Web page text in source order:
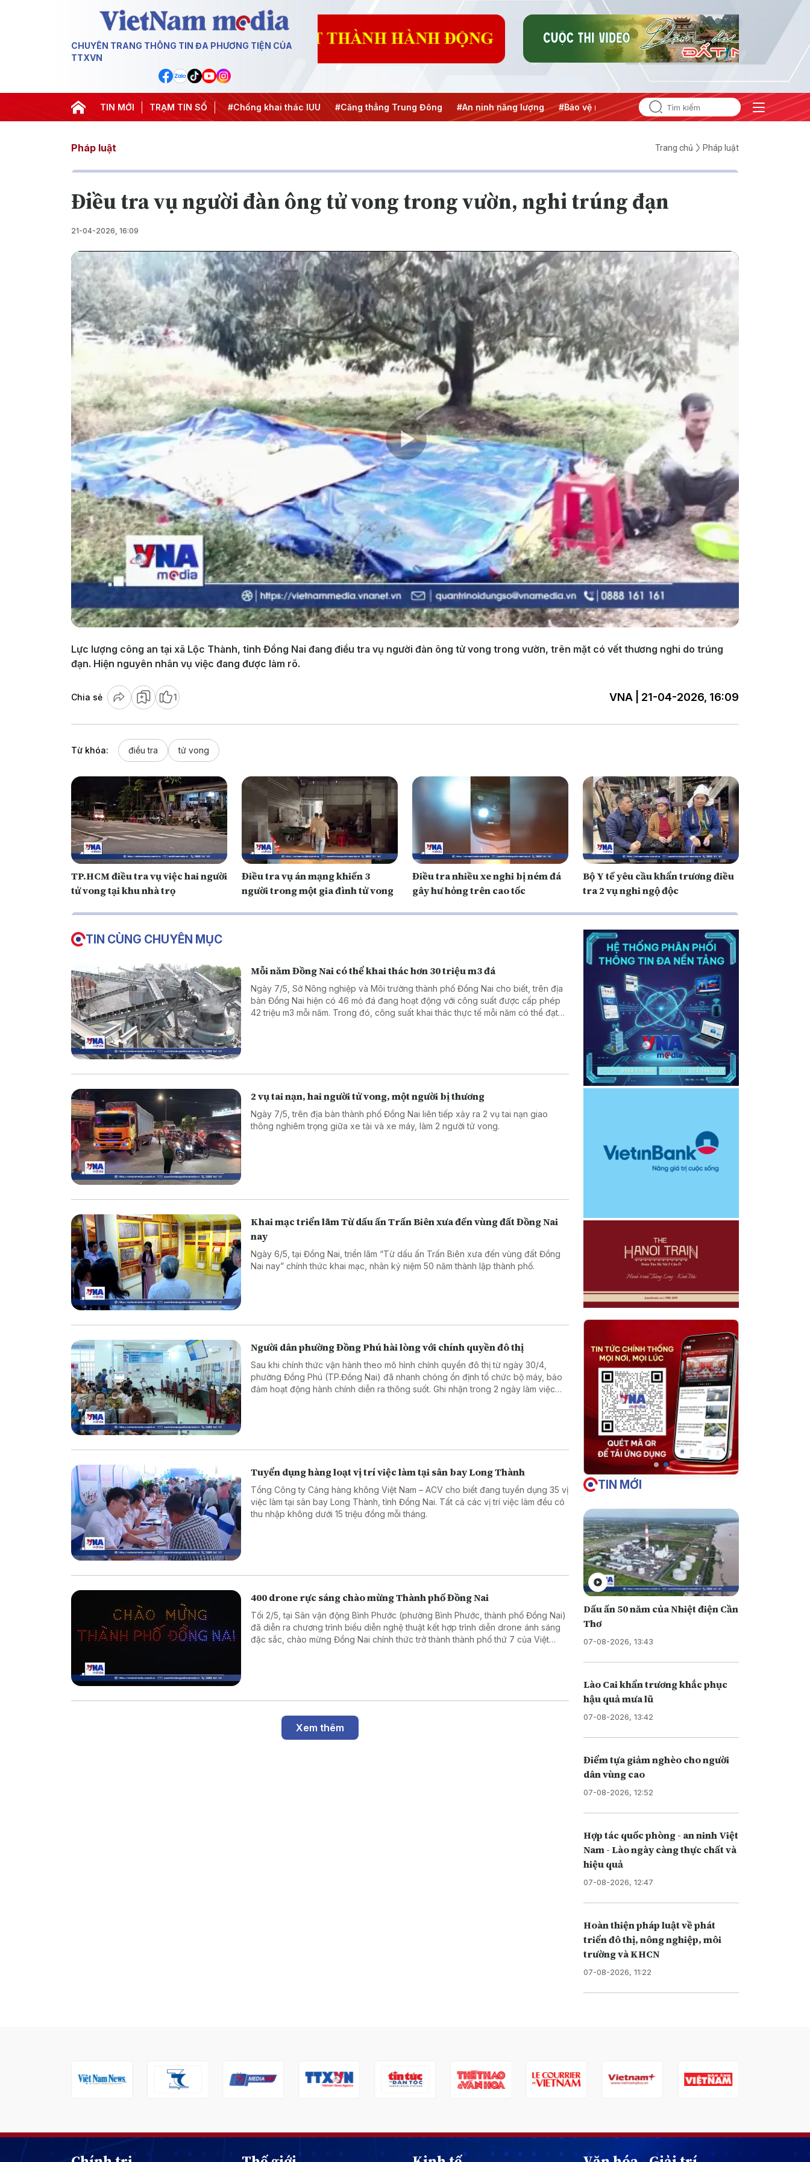
CHUYÊN TRANG THÔNG TIN ĐA PHƯƠNG TIỆN CỦA
TTXVN
TIN MỚI TRẠM TIN SỐ
hành động #Chiến dịch 500 ngày đêm #Chống khai thác IUU #Căng thẳng Trung Đông #An ninh năng lượng #Bảo vệ nền tảng tư tưởng của Đảng #Hội nghị Trung ương
Pháp luật Trang chủ Pháp luật
Điều tra vụ người đàn ông tử vong trong vườn, nghi trúng đạn
21-04-2026, 16:09
Play
Video
Lực lượng công an tại xã Lộc Thành, tỉnh Đồng Nai đang điều tra vụ người đàn ông tử vong trong vườn, trên mặt có vết thương nghi do trúng
đạn. Hiện nguyên nhân vụ việc đang được làm rõ.
Chia sẻ 1 VNA | 21-04-2026, 16:09
Từ khóa: điều tra tử vong
TP.HCM điều tra vụ việc hai người
tử vong tại khu nhà trọ
Điều tra vụ án mạng khiến 3
người trong một gia đình tử vong
Điều tra nhiều xe nghi bị ném đá
gây hư hỏng trên cao tốc
Bộ Y tế yêu cầu khẩn trương điều
tra 2 vụ nghi ngộ độc
TIN CÙNG CHUYÊN MỤC
Mỗi năm Đồng Nai có thể khai thác hơn 30 triệu m3 đá
Ngày 7/5, Sở Nông nghiệp và Môi trường thành phố Đồng Nai cho biết, trên địa
bàn Đồng Nai hiện có 46 mỏ đá đang hoạt động với công suất được cấp phép
42 triệu m3 mỗi năm. Trong đó, công suất khai thác thực tế mỗi năm có thể đạt
2 vụ tai nạn, hai người tử vong, một người bị thương
Ngày 7/5, trên địa bàn thành phố Đồng Nai liên tiếp xảy ra 2 vụ tai nạn giao
thông nghiêm trọng giữa xe tải và xe máy, làm 2 người tử vong.
Khai mạc triển lãm Từ dấu ấn Trấn Biên xưa đến vùng đất Đồng Nai
nay
Ngày 6/5, tại Đồng Nai, triển lãm “Từ dấu ấn Trấn Biên xưa đến vùng đất Đồng
Nai nay” chính thức khai mạc, nhân kỷ niệm 50 năm thành lập thành phố.
Người dân phường Đồng Phú hài lòng với chính quyền đô thị
Sau khi chính thức vận hành theo mô hình chính quyền đô thị từ ngày 30/4,
phường Đồng Phú (TP.Đồng Nai) đã nhanh chóng ổn định tổ chức bộ máy, bảo
đảm hoạt động hành chính diễn ra thông suốt. Ghi nhận trong 2 ngày làm việc
Tuyển dụng hàng loạt vị trí việc làm tại sân bay Long Thành
Tổng Công ty Cảng hàng không Việt Nam – ACV cho biết đang tuyển dụng 35 vị
việc làm tại sân bay Long Thành, tỉnh Đồng Nai. Tất cả các vị trí việc làm đều có
thu nhập không dưới 15 triệu đồng mỗi tháng.
400 drone rực sáng chào mừng Thành phố Đồng Nai
Tối 2/5, tại Sân vận động Bình Phước (phường Bình Phước, thành phố Đồng Nai)
đã diễn ra chương trình biểu diễn nghệ thuật kết hợp trình diễn drone ánh sáng
đặc sắc, chào mừng Đồng Nai chính thức trở thành thành phố thứ 7 của Việt
Xem thêm
TIN MỚI
Dấu ấn 50 năm của Nhiệt điện Cần
Thơ
07-08-2026, 13:43
Lào Cai khẩn trương khắc phục
hậu quả mưa lũ
07-08-2026, 13:42
Điểm tựa giảm nghèo cho người
dân vùng cao
07-08-2026, 12:52
Hợp tác quốc phòng - an ninh Việt
Nam - Lào ngày càng thực chất và
hiệu quả
07-08-2026, 12:47
Hoàn thiện pháp luật về phát
triển đô thị, nông nghiệp, môi
trường và KHCN
07-08-2026, 11:22